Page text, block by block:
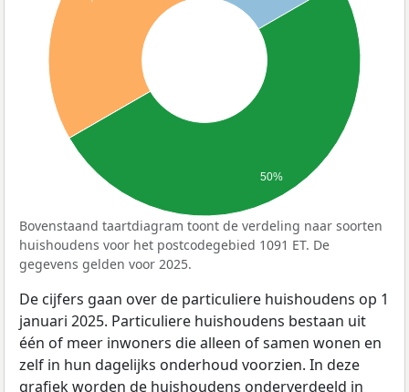
50%
Bovenstaand taartdiagram toont de verdeling naar soorten
huishoudens voor het postcodegebied 1091 ET. De
gegevens gelden voor 2025.
De cijfers gaan over de particuliere huishoudens op 1
januari 2025. Particuliere huishoudens bestaan uit
één of meer inwoners die alleen of samen wonen en
zelf in hun dagelijks onderhoud voorzien. In deze
grafiek worden de huishoudens onderverdeeld in